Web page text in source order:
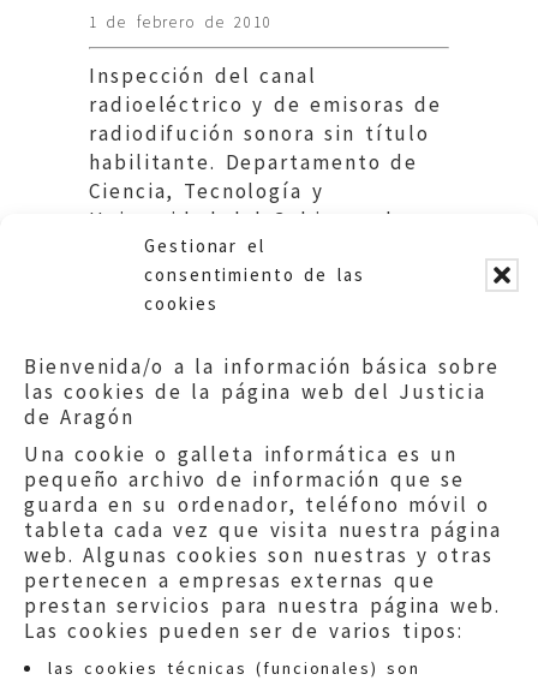
Gestionar el
consentimiento de las
cookies
Bienvenida/o a la información básica sobre
las cookies de la página web del Justicia
de Aragón
Una cookie o galleta informática es un
pequeño archivo de información que se
guarda en su ordenador, teléfono móvil o
tableta cada vez que visita nuestra página
web. Algunas cookies son nuestras y otras
pertenecen a empresas externas que
prestan servicios para nuestra página web.
Las cookies pueden ser de varios tipos:
las cookies técnicas (funcionales) son
1 de febrero de 2010
Inspección del canal
radioeléctrico y de emisoras de
radiodifución sonora sin título
habilitante. Departamento de
Ciencia, Tecnología y
Universidad del Gobierno de
Aragón.